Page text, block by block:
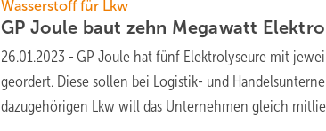
Wasserstoff für Lkw
GP Joule baut zehn Megawatt
26.01.2023 - GP Joule hat fünf Elektrolyseure mit
geordert. Diese sollen bei Logistik- und
dazugehörigen Lkw will das Unternehmen gleich